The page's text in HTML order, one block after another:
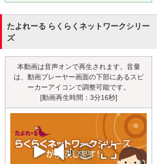
たよれーる らくらくネットワークシリー
ズ
本動画は音声オンで再生されます。音量
は、動画プレーヤー画面の下部にあるスピ
ーカーアイコンで調整可能です。
[動画再生時間：3分16秒]